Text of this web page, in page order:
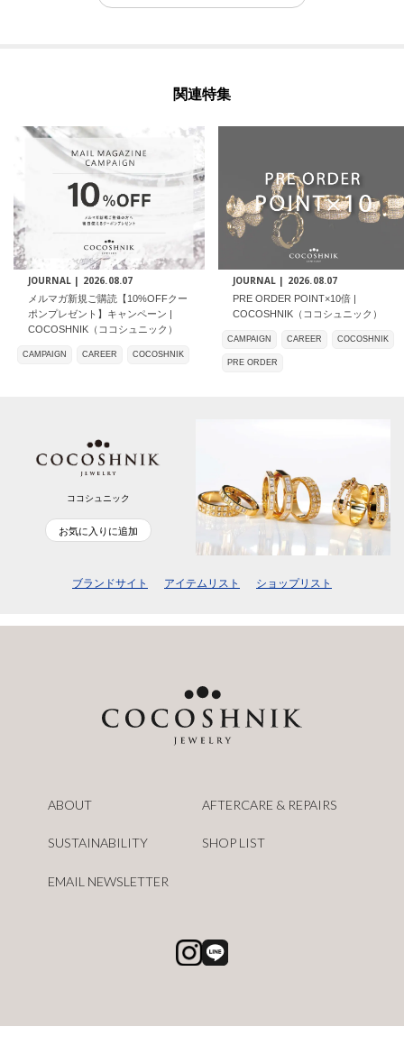
関連特集
JOURNAL | 2026.08.07
メルマガ新規ご購読【10%OFFクー
ポンプレゼント】キャンペーン |
COCOSHNIK（ココシュニック）
CAMPAIGN CAREER COCOSHNIK
JOURNAL | 2026.08.07
PRE ORDER POINT×10倍 |
COCOSHNIK（ココシュニック）
CAMPAIGN CAREER COCOSHNIK
PRE ORDER
ココシュニック
お気に入りに追加
ブランドサイト アイテムリスト ショップリスト
ABOUT AFTERCARE & REPAIRS
SUSTAINABILITY SHOP LIST
EMAIL NEWSLETTER